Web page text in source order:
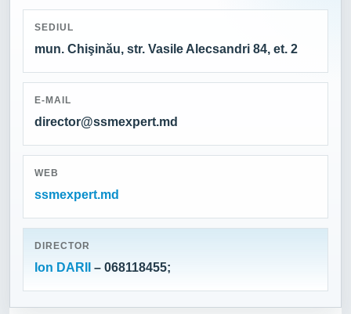
SEDIUL
mun. Chişinău, str. Vasile Alecsandri 84, et. 2
E-MAIL
director@ssmexpert.md
WEB
ssmexpert.md
DIRECTOR
Ion DARII – 068118455;